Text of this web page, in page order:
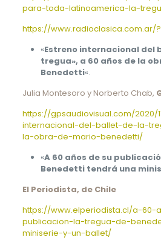
para-toda-latinoamerica-la-
https://www.radioclasica.com.ar/
«Estreno internacional del
tregua», a 60 años de la
Benedetti«.
Julia Montesoro y Norberto Chab,
https://gpsaudiovisual.com/2020/
internacional-del-ballet-de-la-
la-obra-de-mario-benedetti/
«A 60 años de su
Benedetti tendrá una
El Periodista, de Chile
https://www.elperiodista.cl/a-60-
publicacion-la-tregua-de-
miniserie-y-un-ballet/